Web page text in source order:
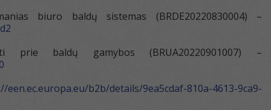
biuro baldų sistemas (BRDE20220830004) –
baldų gamybos (BRUA20220901007) –
een.ec.europa.eu/b2b/details/9ea5cdaf-810a-4613-9ca9-